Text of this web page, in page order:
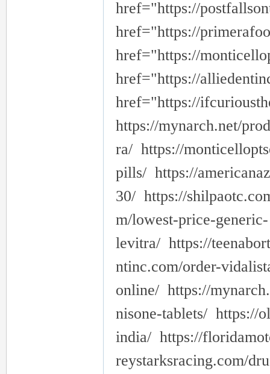
href="https://
href="https://
href="https://
href="https://
href="https://
https://mynarch.net/
ra/ https://
pills/ https://
30/ https://
m/lowest-price-generic-
levitra/ https://
ntinc.com/order-
online/ https://
nisone-tablets/ https://
india/ https://
reystarksracing.com/